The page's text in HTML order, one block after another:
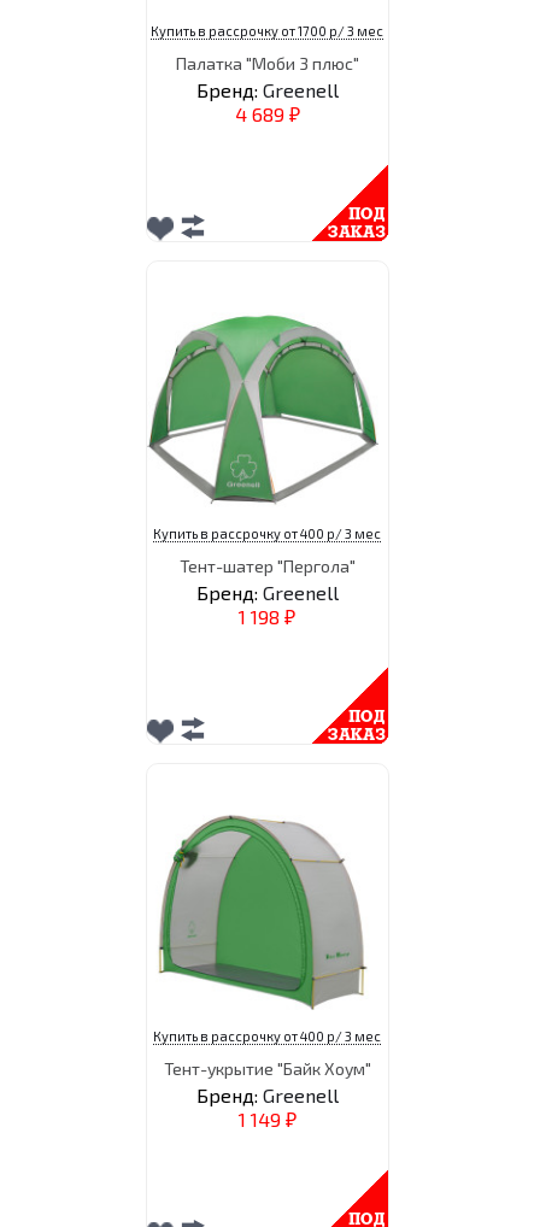
Купить в рассрочку от 1700 р/ 3 мес
Палатка "Моби 3 плюс"
Бренд: Greenell
4 689 ₽
Купить в рассрочку от 400 р/ 3 мес
Тент-шатер "Пергола"
Бренд: Greenell
1 198 ₽
Купить в рассрочку от 400 р/ 3 мес
Тент-укрытие "Байк Хоум"
Бренд: Greenell
1 149 ₽